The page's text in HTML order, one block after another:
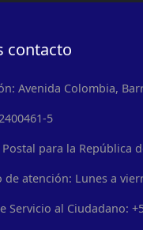
contacto
Avenida Colombia,
5
para la República
atención: Lunes a
Servicio al Ciudadano: